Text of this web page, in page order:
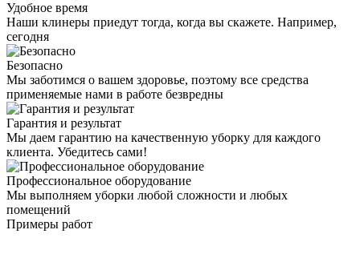
Удобное время
Наши клинеры приедут тогда, когда вы скажете. Например,
сегодня
Безопасно
Мы заботимся о вашем здоровье, поэтому все средства
применяемые нами в работе безвредны
Гарантия и результат
Мы даем гарантию на качественную уборку для каждого
клиента. Убедитесь сами!
Профессиональное оборудование
Мы выполняем уборки любой сложности и любых
помещений
Примеры работ